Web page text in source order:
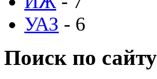
УАЗ - 6
Поиск по сайту